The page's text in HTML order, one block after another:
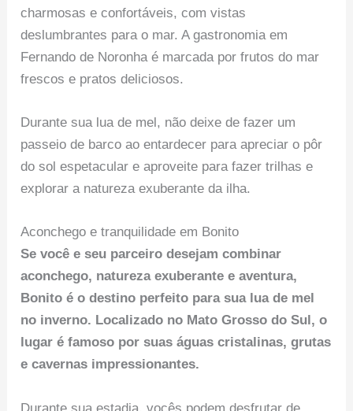
charmosas e confortáveis, com vistas
deslumbrantes para o mar. A gastronomia em
Fernando de Noronha é marcada por frutos do mar
frescos e pratos deliciosos.
Durante sua lua de mel, não deixe de fazer um
passeio de barco ao entardecer para apreciar o pôr
do sol espetacular e aproveite para fazer trilhas e
explorar a natureza exuberante da ilha.
Aconchego e tranquilidade em Bonito
Se você e seu parceiro desejam combinar
aconchego, natureza exuberante e aventura,
Bonito é o destino perfeito para sua lua de mel
no inverno. Localizado no Mato Grosso do Sul, o
lugar é famoso por suas águas cristalinas, grutas
e cavernas impressionantes.
Durante sua estadia, vocês podem desfrutar de